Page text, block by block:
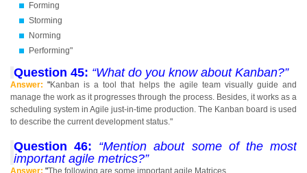
Forming
Storming
Norming
Performing"
Question 45: “What do you know about Kanban?”
Answer:"Kanban is a tool that helps the agile team visually guide and
manage the work as it progresses through the process. Besides, it works as a
scheduling system in Agile just-in-time production. The Kanban board is used
to describe the current development status."
Question 46: “Mention about some of the most
important agile metrics?”
Answer: "The following are some important agile Matrices